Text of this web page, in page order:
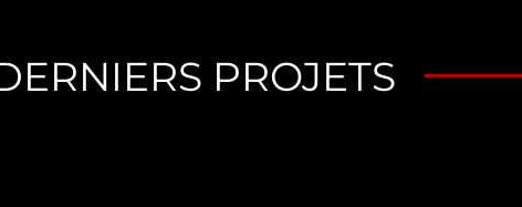
PROJETS